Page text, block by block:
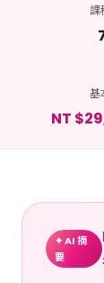
課
基
NT
✦ AI 摘
要